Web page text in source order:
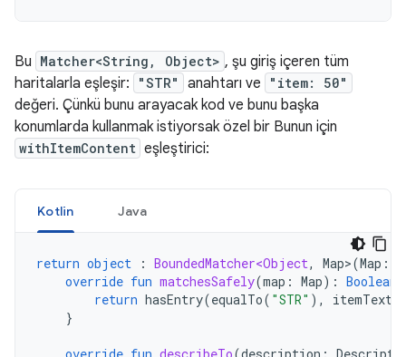
Bu Matcher<String, Object> , şu giriş içeren tüm
haritalarla eşleşir:
"STR" anahtarı ve "item: 50"
değeri. Çünkü bunu arayacak kod ve bunu başka
konumlarda kullanmak istiyorsak özel bir Bunun için
withItemContent eşleştirici:
Kotlin Java
return object : BoundedMatcher<Object, Map>(Map ::
override fun matchesSafely(map : Map): Boolean
return hasEntry(equalTo( "STR" ),
}